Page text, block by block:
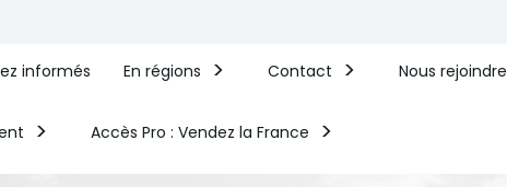
informés En régions Contact Nous rejoindre
Accès Pro : Vendez la France​